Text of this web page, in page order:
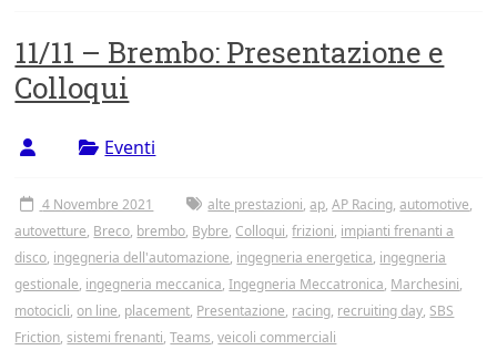
di
Roma
Tor
Vergata
11/11 – Brembo: Presentazione e
Colloqui
Eventi
4 Novembre 2021 alte prestazioni,ap,AP Racing,automotive,
autovetture, Breco, brembo, Bybre, Colloqui,frizioni, impianti frenanti a
disco, ingegneria dell'automazione, ingegneria energetica, ingegneria
gestionale, ingegneria meccanica,Ingegneria Meccatronica, Marchesini,
motocicli,on line, placement, Presentazione, racing, recruiting day, SBS
Friction,sistemi frenanti,Teams,veicoli commerciali